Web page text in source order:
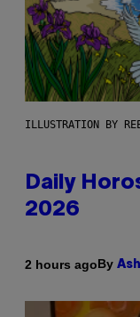
ILLUSTRATION BY
Daily
2026
2 hours agoBy